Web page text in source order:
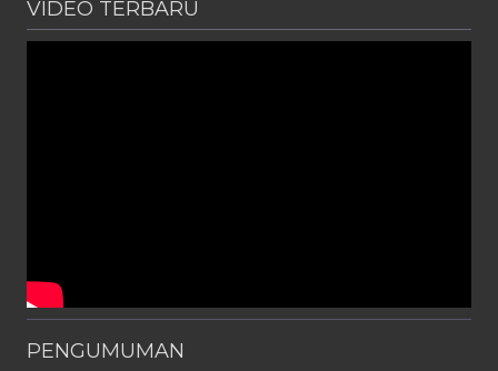
VIDEO TERBARU
PENGUMUMAN